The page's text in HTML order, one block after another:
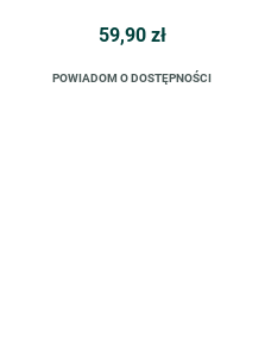
59,90 zł
POWIADOM O DOSTĘPNOŚCI